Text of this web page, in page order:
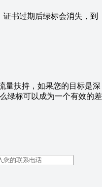
书过期后绿标会消失，到
量扶持，如果您的目标是深
绿标可以成为一个有效的差